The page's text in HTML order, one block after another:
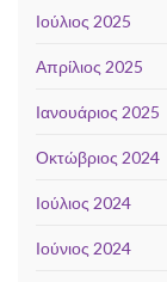
Ιούλιος 2025
Απρίλιος 2025
Ιανουάριος 2025
Οκτώβριος 2024
Ιούλιος 2024
Ιούνιος 2024